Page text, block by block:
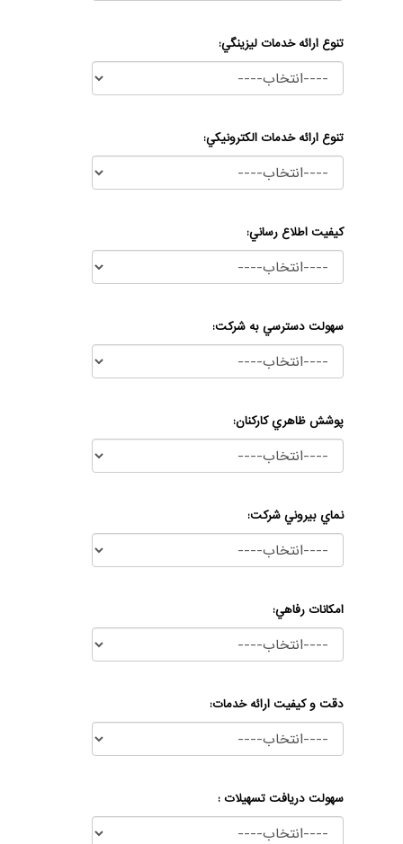
تنوع ارائه خدمات ليزينگي:
تنوع ارائه خدمات الكترونيكي:
كيفيت اطلاع رساني:
سهولت دسترسي به شركت:
پوشش ظاهري كاركنان:
نماي بيروني شركت:
امکانات رفاهي:
دقت و كيفيت ارائه خدمات:
سهولت دريافت تسهيلات :